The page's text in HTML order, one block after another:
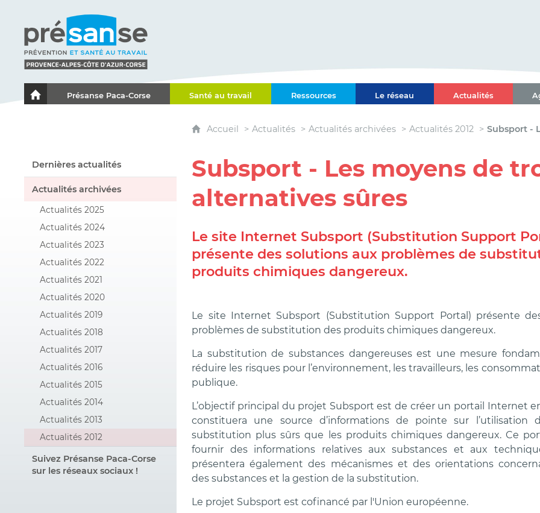
Le portail de l'Association des Services de Santé au Travail Paca-Corse
Présanse Paca-Corse Santé au travail Ressources Le réseau Actualités
Dernières actualités
Actualités archivées
Actualités 2025
Actualités 2024
Actualités 2023
Actualités 2022
Actualités 2021
Actualités 2020
Actualités 2019
Actualités 2018
Actualités 2017
Actualités 2016
Actualités 2015
Actualités 2014
Actualités 2013
Actualités 2012
Suivez Présanse Paca-Corse
sur les réseaux sociaux !
Accueil Actualités Actualités archivées Actualités 2012 Subsport -
Subsport - Les moyens de
alternatives sûres
Le site Internet Subsport (Substitution Support
présente des solutions aux problèmes de
produits chimiques dangereux.
Le site Internet Subsport (Substitution Support Portal) présente
problèmes de substitution des produits chimiques dangereux.
La substitution de substances dangereuses est une mesure
réduire les risques pour l’environnement, les travailleurs, les
publique.
L’objectif principal du projet Subsport est de créer un portail Internet
constituera une source d’informations de pointe sur l’utilisation
substitution plus sûrs que les produits chimiques dangereux. Ce
fournir des informations relatives aux substances et aux
présentera également des mécanismes et des orientations
des substances et la gestion de la substitution.
Le projet Subsport est cofinancé par l'Union européenne.